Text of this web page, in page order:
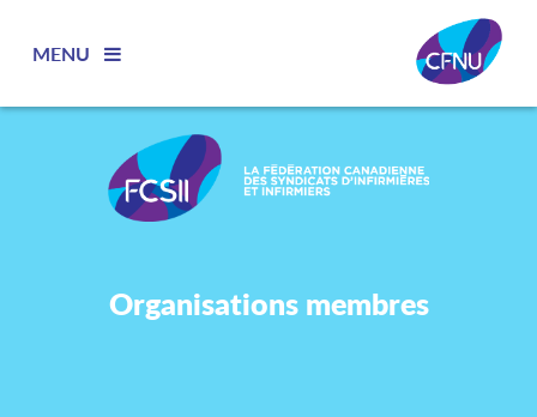
MENU
Organisations membres